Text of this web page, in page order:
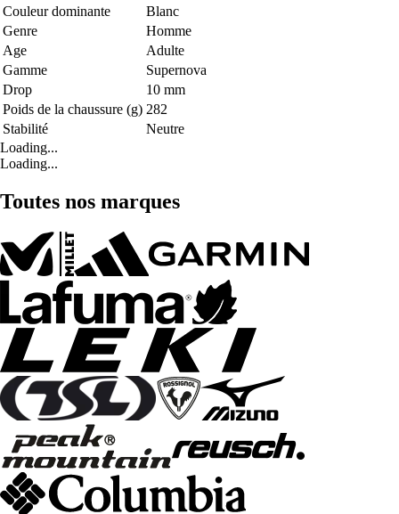
Couleur dominante
Blanc
Genre
Homme
Age
Adulte
Gamme
Supernova
Drop
10 mm
Poids de la chaussure (g) 282
Stabilité
Neutre
Loading...
Loading...
Toutes nos marques